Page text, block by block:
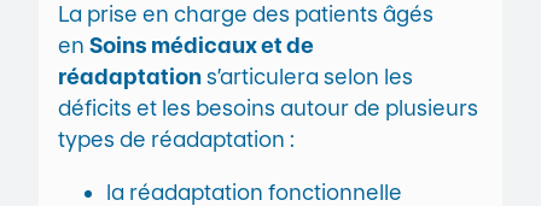
La prise en charge des patients âgés
en Soins médicaux et de
réadaptations’articulera selon les
déficits et les besoins autour de plusieurs
types de réadaptation :
la réadaptation fonctionnelle